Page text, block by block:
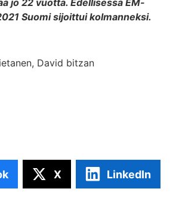
Suomi sijoittui kolmanneksi.
David bitzan
X LinkedIn